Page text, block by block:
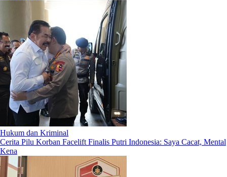
Hukum dan Kriminal
Cerita Pilu Korban Facelift Finalis Putri Indonesia: Saya Cacat, Mental
Kena